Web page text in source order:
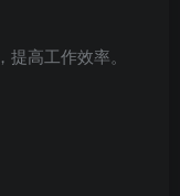
高工作效率。